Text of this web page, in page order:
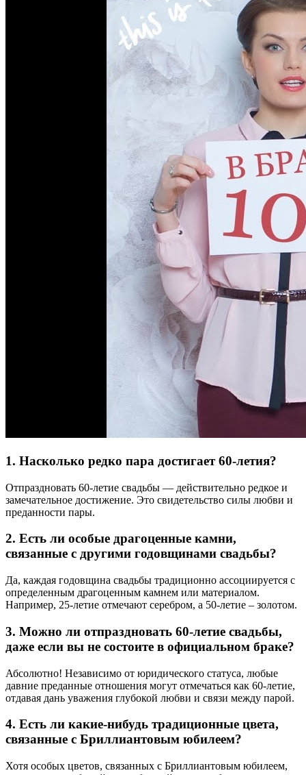
1. Насколько редко пара достигает 60-летия?
Отпраздновать 60-летие свадьбы — действительно редкое и
замечательное достижение. Это свидетельство силы любви и
преданности пары.
2. Есть ли особые драгоценные камни,
связанные с другими годовщинами свадьбы?
Да, каждая годовщина свадьбы традиционно ассоциируется с
определенным драгоценным камнем или материалом.
Например, 25-летие отмечают серебром, а 50-летие – золотом.
3. Можно ли отпраздновать 60-летие свадьбы,
даже если вы не состоите в официальном браке?
Абсолютно! Независимо от юридического статуса, любые
давние преданные отношения могут отмечаться как 60-летие,
отдавая дань уважения глубокой любви и связи между парой.
4. Есть ли какие-нибудь традиционные цвета,
связанные с Бриллиантовым юбилеем?
Хотя особых цветов, связанных с Бриллиантовым юбилеем,